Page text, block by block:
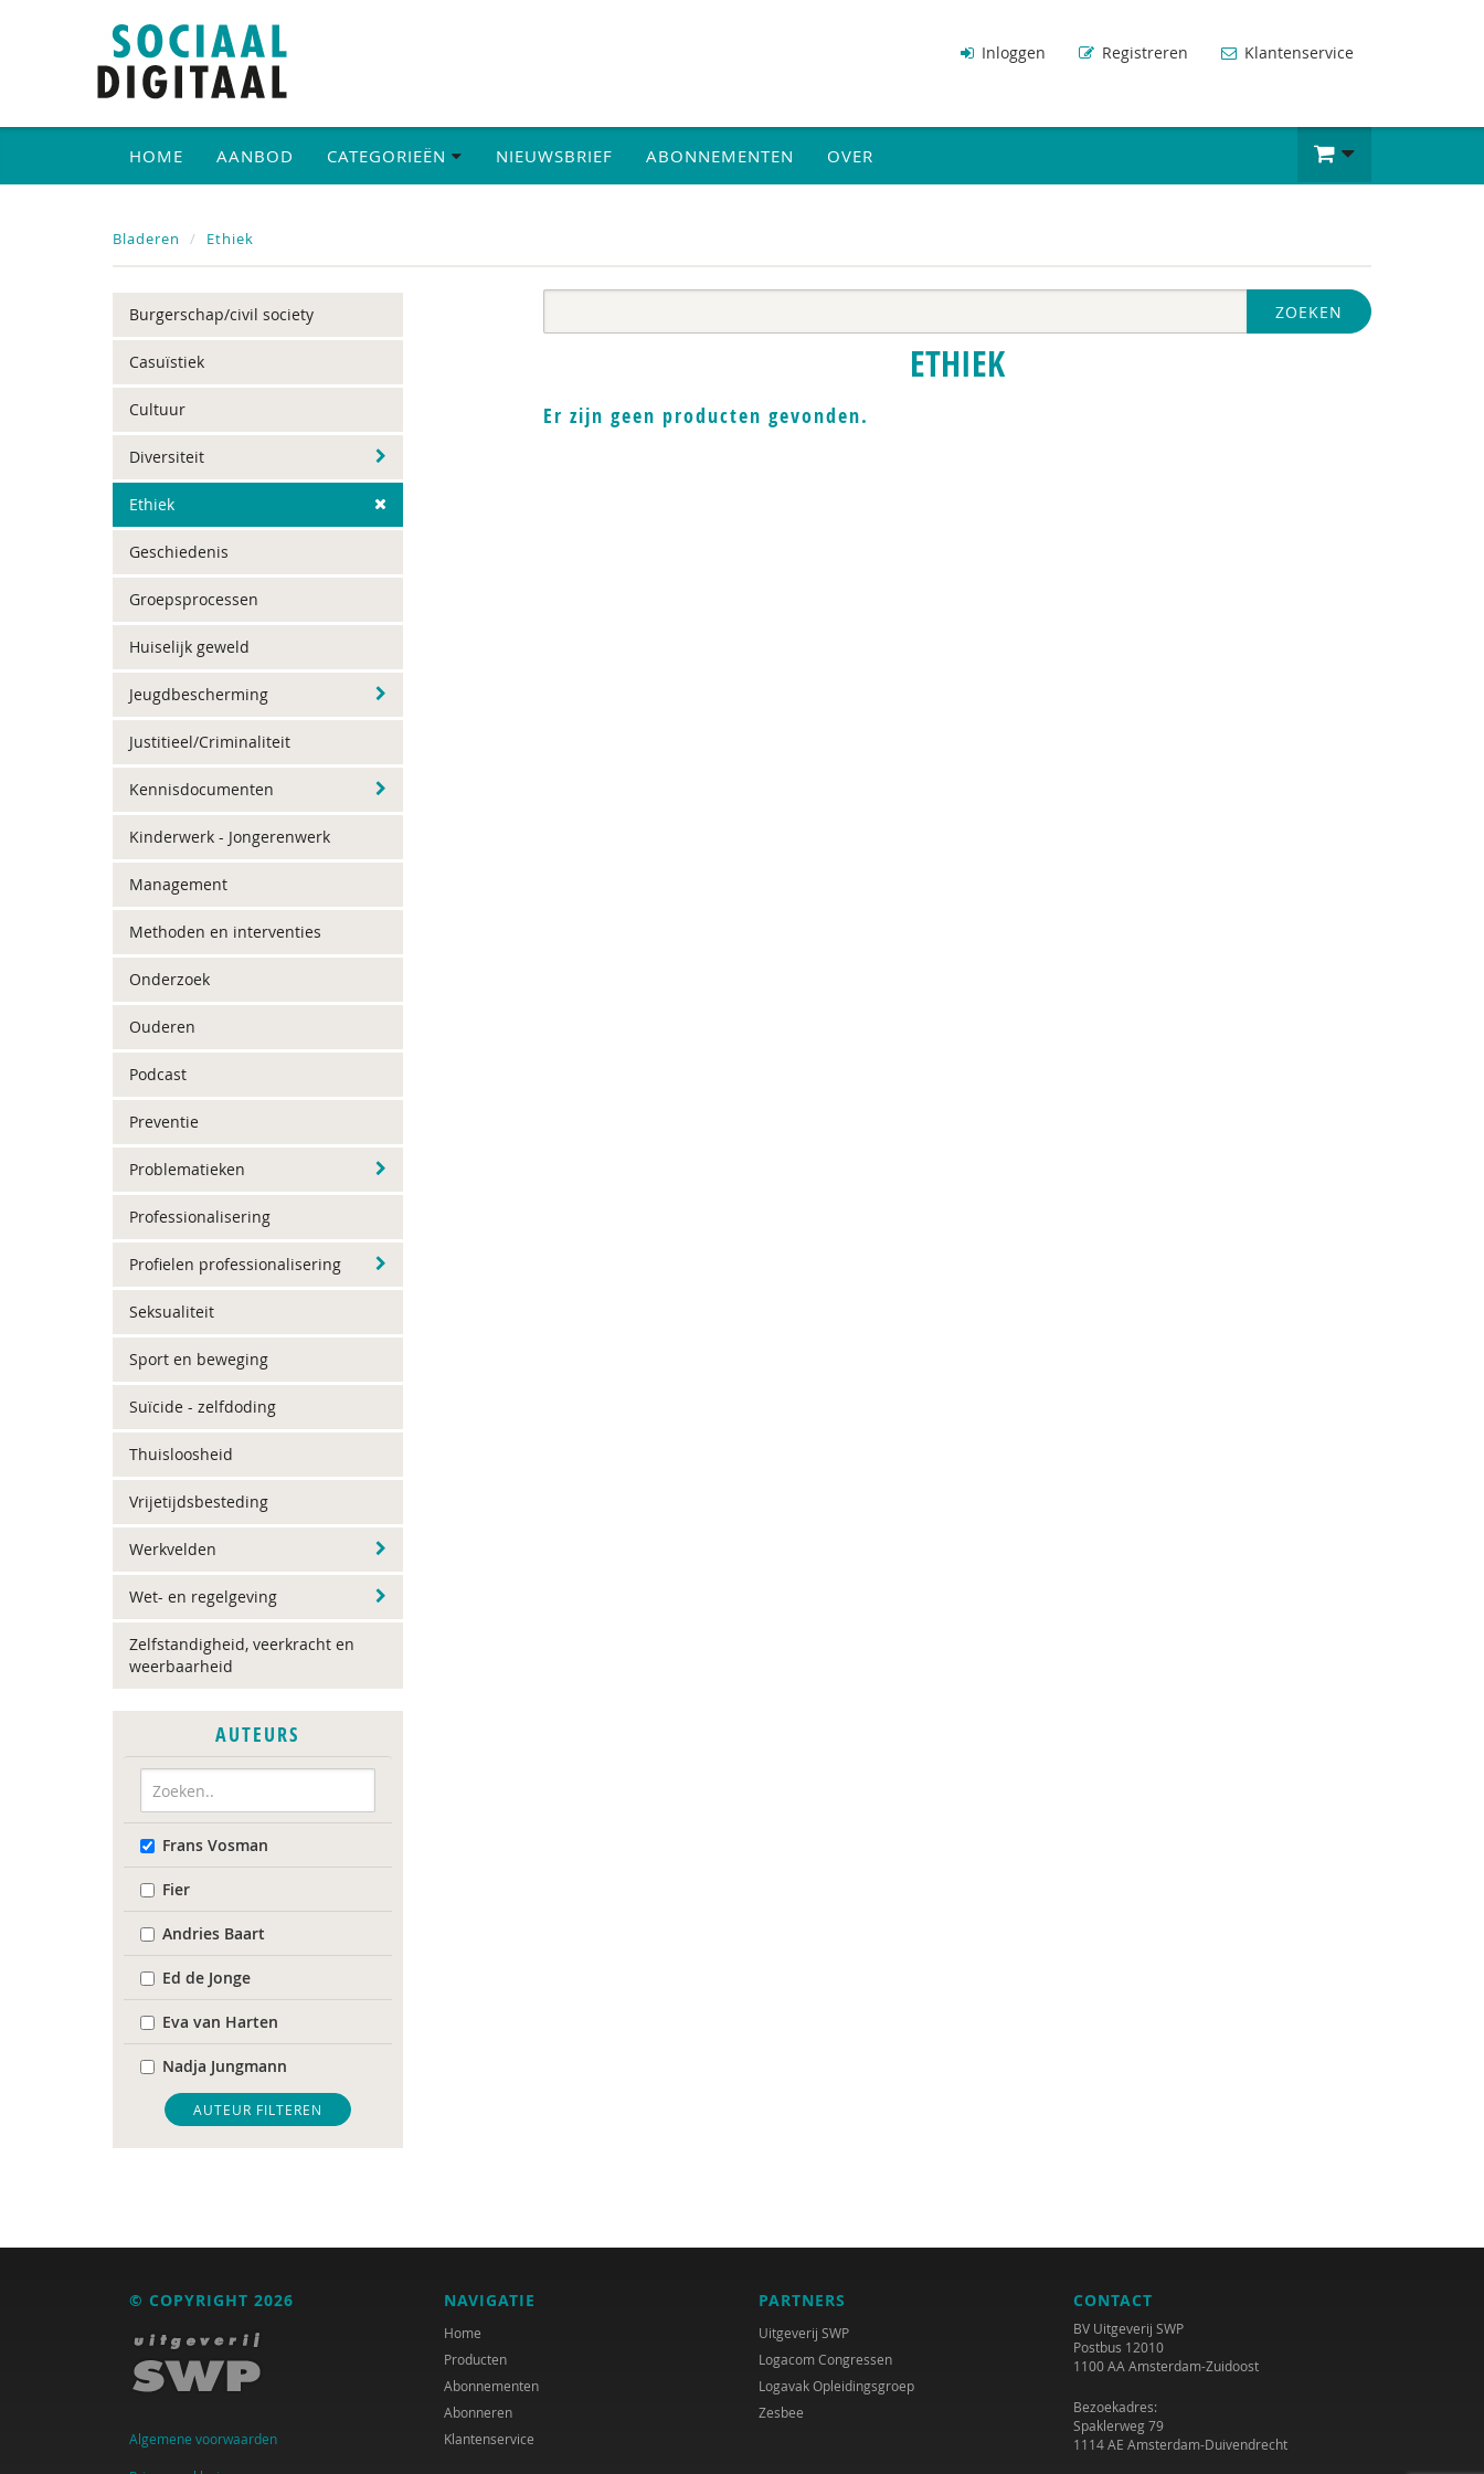
Inloggen Registreren Klantenservice
HOME AANBOD CATEGORIEËN NIEUWSBRIEF ABONNEMENTEN OVER
Bladeren Ethiek
Burgerschap/civil society
Casuïstiek
Cultuur
Diversiteit
Ethiek
Geschiedenis
Groepsprocessen
Huiselijk geweld
Jeugdbescherming
Justitieel/Criminaliteit
Kennisdocumenten
Kinderwerk - Jongerenwerk
Management
Methoden en interventies
Onderzoek
Ouderen
Podcast
Preventie
Problematieken
Professionalisering
Profielen professionalisering
Seksualiteit
Sport en beweging
Suïcide - zelfdoding
Thuisloosheid
Vrijetijdsbesteding
Werkvelden
Wet- en regelgeving
Zelfstandigheid, veerkracht en
weerbaarheid
AUTEURS
Frans Vosman
Fier
Andries Baart
Ed de Jonge
Eva van Harten
Nadja Jungmann
Mariël Kanne
Anne-Ruth van Leeuwen
AUTEUR FILTEREN
ZOEKEN
ETHIEK
Er zijn geen producten gevonden.
© COPYRIGHT 2026
Algemene voorwaarden
NAVIGATIE
Home
Producten
Abonnementen
Abonneren
Klantenservice
PARTNERS
Uitgeverij SWP
Logacom Congressen
Logavak Opleidingsgroep
Zesbee
CONTACT
BV Uitgeverij SWP
Postbus 12010
1100 AA Amsterdam-Zuidoost
Bezoekadres:
Spaklerweg 79
1114 AE Amsterdam-Duivendrecht